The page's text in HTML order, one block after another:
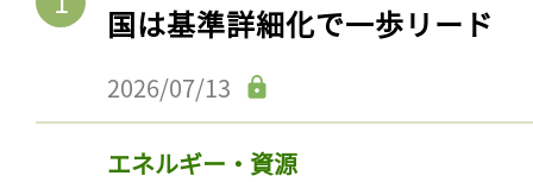
国は基準詳細化で一歩リード
2026/07/13
エネルギー・資源